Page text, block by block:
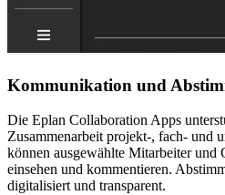
Kommunikation und
Die Eplan Collaboration Apps
Zusammenarbeit projekt-, fach- und
können ausgewählte Mitarbeiter und
einsehen und kommentieren.
digitalisiert und transparent.